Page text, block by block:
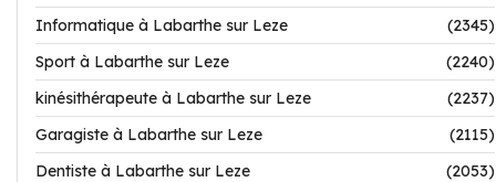
Informatique à Labarthe sur Leze
(2345)
Sport à Labarthe sur Leze
(2240)
kinésithérapeute à Labarthe sur Leze
(2237)
Garagiste à Labarthe sur Leze
(2115)
Dentiste à Labarthe sur Leze
(2053)